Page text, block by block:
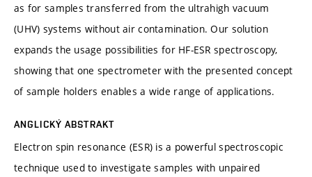
as for samples transferred from the ultrahigh vacuum
(UHV) systems without air contamination. Our solution
expands the usage possibilities for HF-ESR spectroscopy,
showing that one spectrometer with the presented concept
of sample holders enables a wide range of applications.
ANGLICKÝ ABSTRAKT
Electron spin resonance (ESR) is a powerful spectroscopic
technique used to investigate samples with unpaired